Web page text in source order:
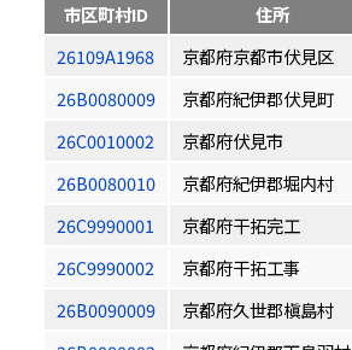
市区町村ID
住所
26109A1968
京都府京都市伏見区
26B0080009
京都府紀伊郡伏見町
26C0010002
京都府伏見市
26B0080010
京都府紀伊郡堀内村
26C9990001
京都府干拓完工
26C9990002
京都府干拓工事
26B0090009
京都府久世郡槇島村